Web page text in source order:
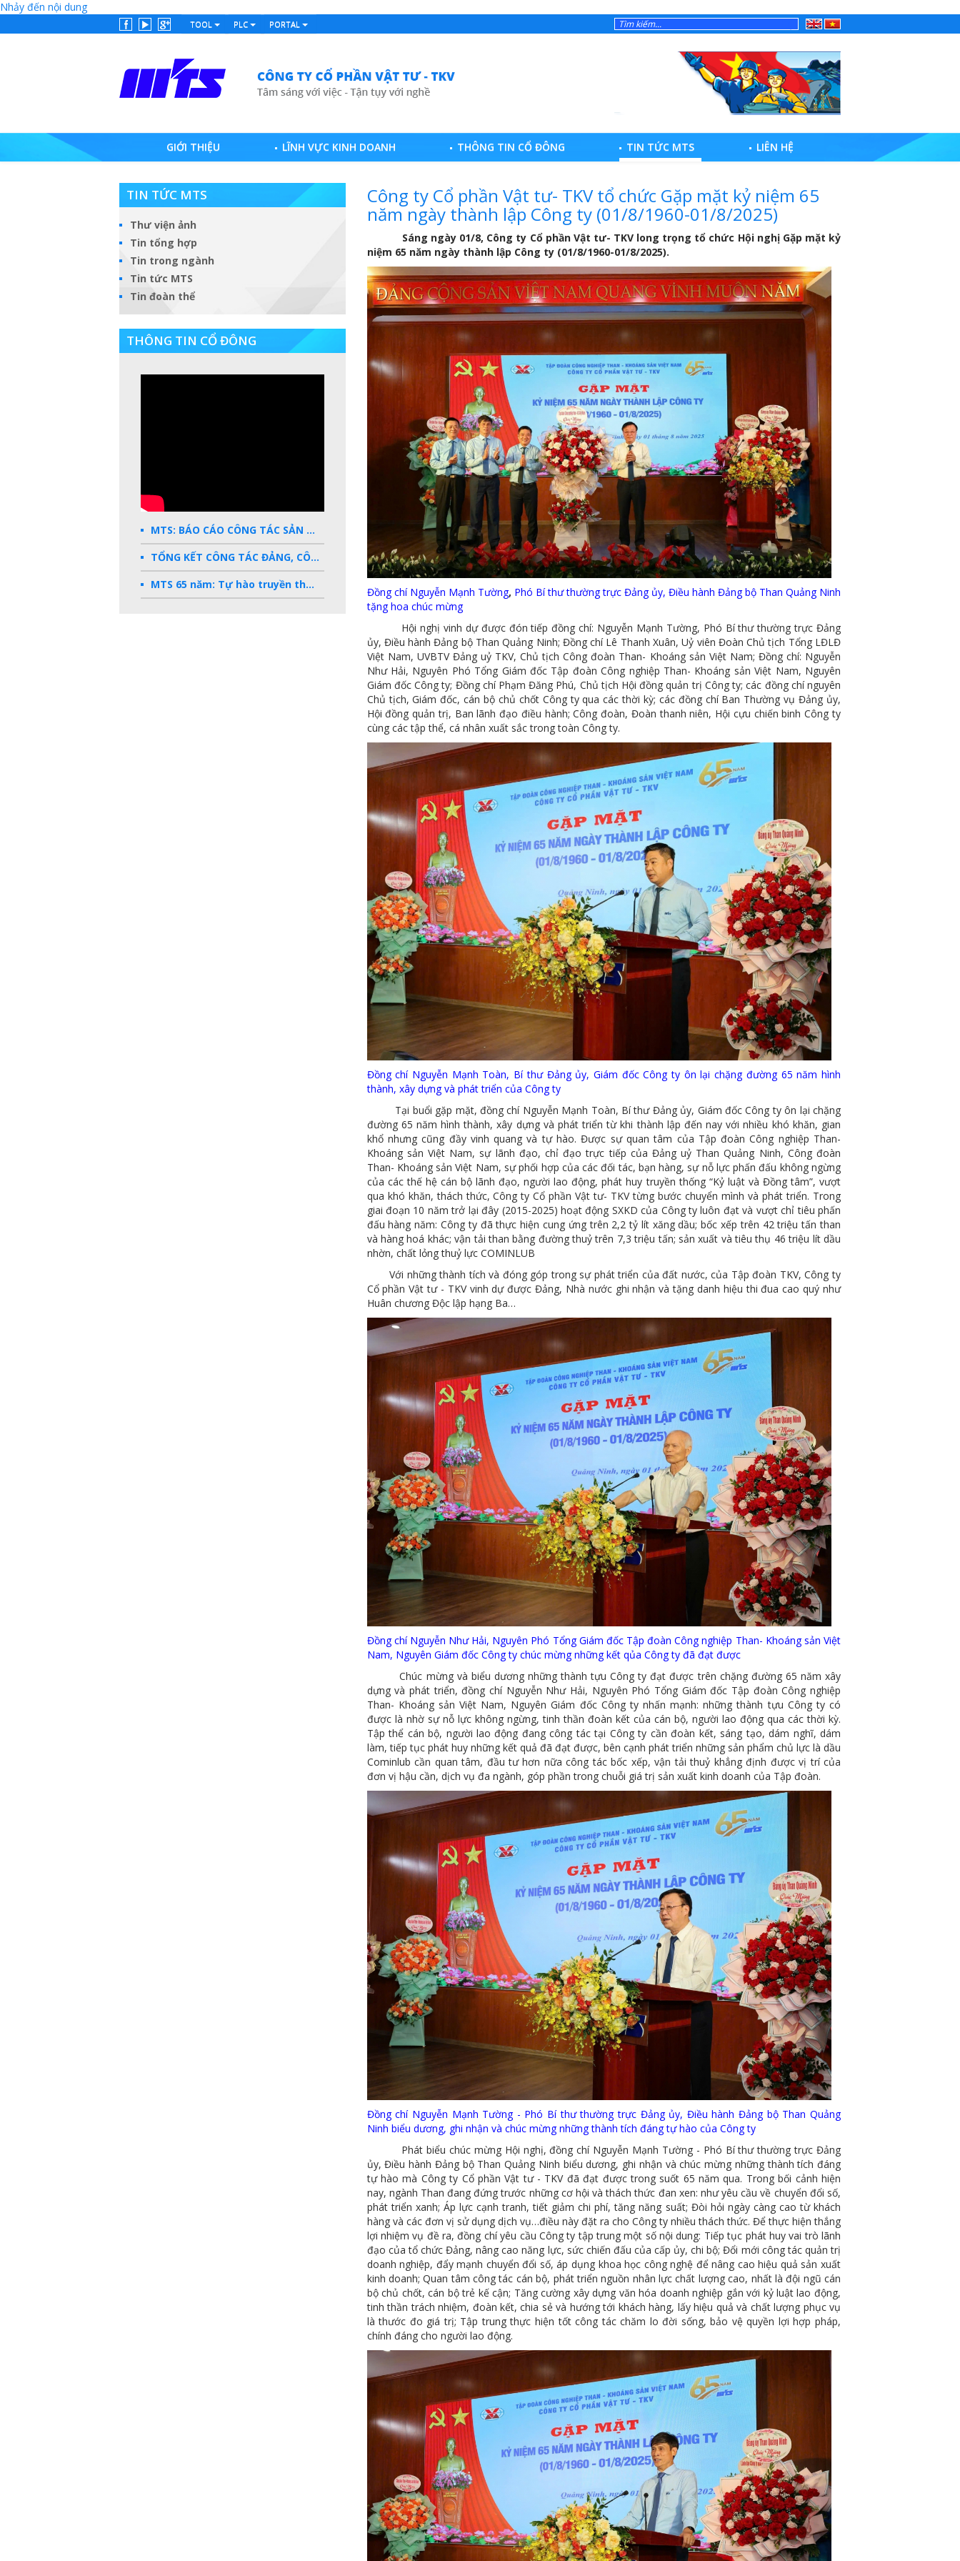
Nhảy đến nội dung
PORTAL
PLC
TOOL English Tiếng
Việt
GIỚI THIỆU LĨNH VỰC KINH DOANH THÔNG TIN CỔ ĐÔNG TIN TỨC MTS LIÊN HỆ
TIN TỨC MTS
Thư viện ảnh
Tin tổng hợp
Tin trong ngành
Tin tức MTS
Tin đoàn thể
THÔNG TIN CỔ ĐÔNG
MTS: BÁO CÁO CÔNG TÁC SẢN XUẤT KINH DOANH 2025
TỔNG KẾT CÔNG TÁC ĐẢNG, CÔNG ĐOÀN, ĐOÀN THANH NIÊN 2025
MTS 65 năm: Tự hào truyền thống - Vững bước Tương lai
Công ty Cổ phần Vật tư- TKV tổ chức Gặp mặt kỷ niệm 65
năm ngày thành lập Công ty (01/8/1960-01/8/2025)
Sáng ngày 01/8, Công ty Cổ phần Vật tư- TKV long trọng tổ chức Hội nghị Gặp mặt kỷ
niệm 65 năm ngày thành lập Công ty (01/8/1960-01/8/2025).
Đồng chí Nguyễn Mạnh Tường, Phó Bí thư thường trực Đảng ủy, Điều hành Đảng bộ Than Quảng Ninh
tặng hoa chúc mừng
Hội nghị vinh dự được đón tiếp đồng chí: Nguyễn Mạnh Tường, Phó Bí thư thường trực Đảng
ủy, Điều hành Đảng bộ Than Quảng Ninh; Đồng chí Lê Thanh Xuân, Uỷ viên Đoàn Chủ tịch Tổng LĐLĐ
Việt Nam, UVBTV Đảng uỷ TKV, Chủ tịch Công đoàn Than- Khoáng sản Việt Nam; Đồng chí: Nguyễn
Như Hải, Nguyên Phó Tổng Giám đốc Tập đoàn Công nghiệp Than- Khoáng sản Việt Nam, Nguyên
Giám đốc Công ty; Đồng chí Phạm Đăng Phú, Chủ tịch Hội đồng quản trị Công ty; các đồng chí nguyên
Chủ tịch, Giám đốc, cán bộ chủ chốt Công ty qua các thời kỳ; các đồng chí Ban Thường vụ Đảng ủy,
Hội đồng quản trị, Ban lãnh đạo điều hành; Công đoàn, Đoàn thanh niên, Hội cựu chiến binh Công ty
cùng các tập thể, cá nhân xuất sắc trong toàn Công ty.
Đồng chí Nguyễn Mạnh Toàn, Bí thư Đảng ủy, Giám đốc Công ty ôn lại chặng đường 65 năm hình
thành, xây dựng và phát triển của Công ty
Tại buổi gặp mặt, đồng chí Nguyễn Mạnh Toàn, Bí thư Đảng ủy, Giám đốc Công ty ôn lại chặng
đường 65 năm hình thành, xây dựng và phát triển từ khi thành lập đến nay với nhiều khó khăn, gian
khổ nhưng cũng đầy vinh quang và tự hào. Được sự quan tâm của Tập đoàn Công nghiệp Than-
Khoáng sản Việt Nam, sự lãnh đạo, chỉ đạo trực tiếp của Đảng uỷ Than Quảng Ninh, Công đoàn
Than- Khoáng sản Việt Nam, sự phối hợp của các đối tác, bạn hàng, sự nỗ lực phấn đấu không ngừng
của các thế hệ cán bộ lãnh đạo, người lao động, phát huy truyền thống “Kỷ luật và Đồng tâm”, vượt
qua khó khăn, thách thức, Công ty Cổ phần Vật tư- TKV từng bước chuyển mình và phát triển. Trong
giai đoạn 10 năm trở lại đây (2015-2025) hoạt động SXKD của Công ty luôn đạt và vượt chỉ tiêu phấn
đấu hàng năm: Công ty đã thực hiện cung ứng trên 2,2 tỷ lít xăng dầu; bốc xếp trên 42 triệu tấn than
và hàng hoá khác; vận tải than bằng đường thuỷ trên 7,3 triệu tấn; sản xuất và tiêu thụ 46 triệu lít dầu
nhờn, chất lỏng thuỷ lực COMINLUB
Với những thành tích và đóng góp trong sự phát triển của đất nước, của Tập đoàn TKV, Công ty
Cổ phần Vật tư - TKV vinh dự được Đảng, Nhà nước ghi nhận và tặng danh hiệu thi đua cao quý như
Huân chương Độc lập hạng Ba…
Đồng chí Nguyễn Như Hải, Nguyên Phó Tổng Giám đốc Tập đoàn Công nghiệp Than- Khoáng sản Việt
Nam, Nguyên Giám đốc Công ty chúc mừng những kết qủa Công ty đã đạt được
Chúc mừng và biểu dương những thành tựu Công ty đạt được trên chặng đường 65 năm xây
dựng và phát triển, đồng chí Nguyễn Như Hải, Nguyên Phó Tổng Giám đốc Tập đoàn Công nghiệp
Than- Khoáng sản Việt Nam, Nguyên Giám đốc Công ty nhấn mạnh: những thành tựu Công ty có
được là nhờ sự nỗ lực không ngừng, tinh thần đoàn kết của cán bộ, người lao động qua các thời kỳ.
Tập thể cán bộ, người lao động đang công tác tại Công ty cần đoàn kết, sáng tạo, dám nghĩ, dám
làm, tiếp tục phát huy những kết quả đã đạt được, bên cạnh phát triển những sản phẩm chủ lực là dầu
Cominlub cần quan tâm, đầu tư hơn nữa công tác bốc xếp, vận tải thuỷ khẳng định được vị trí của
đơn vị hậu cần, dịch vụ đa ngành, góp phần trong chuỗi giá trị sản xuất kinh doanh của Tập đoàn.
Đồng chí Nguyễn Mạnh Tường - Phó Bí thư thường trực Đảng ủy, Điều hành Đảng bộ Than Quảng
Ninh biểu dương, ghi nhận và chúc mừng những thành tích đáng tự hào của Công ty
Phát biểu chúc mừng Hội nghị, đồng chí Nguyễn Mạnh Tường - Phó Bí thư thường trực Đảng
ủy, Điều hành Đảng bộ Than Quảng Ninh biểu dương, ghi nhận và chúc mừng những thành tích đáng
tự hào mà Công ty Cổ phần Vật tư - TKV đã đạt được trong suốt 65 năm qua. Trong bối cảnh hiện
nay, ngành Than đang đứng trước những cơ hội và thách thức đan xen: như yêu cầu về chuyển đổi số,
phát triển xanh; Áp lực cạnh tranh, tiết giảm chi phí, tăng năng suất; Đòi hỏi ngày càng cao từ khách
hàng và các đơn vị sử dụng dịch vụ…điều này đặt ra cho Công ty nhiều thách thức. Để thực hiện thắng
lợi nhiệm vụ đề ra, đồng chí yêu cầu Công ty tập trung một số nội dung: Tiếp tục phát huy vai trò lãnh
đạo của tổ chức Đảng, nâng cao năng lực, sức chiến đấu của cấp ủy, chi bộ; Đổi mới công tác quản trị
doanh nghiệp, đẩy mạnh chuyển đổi số, áp dụng khoa học công nghệ để nâng cao hiệu quả sản xuất
kinh doanh; Quan tâm công tác cán bộ, phát triển nguồn nhân lực chất lượng cao, nhất là đội ngũ cán
bộ chủ chốt, cán bộ trẻ kế cận; Tăng cường xây dựng văn hóa doanh nghiệp gắn với kỷ luật lao động,
tinh thần trách nhiệm, đoàn kết, chia sẻ và hướng tới khách hàng, lấy hiệu quả và chất lượng phục vụ
là thước đo giá trị; Tập trung thực hiện tốt công tác chăm lo đời sống, bảo vệ quyền lợi hợp pháp,
chính đáng cho người lao động.